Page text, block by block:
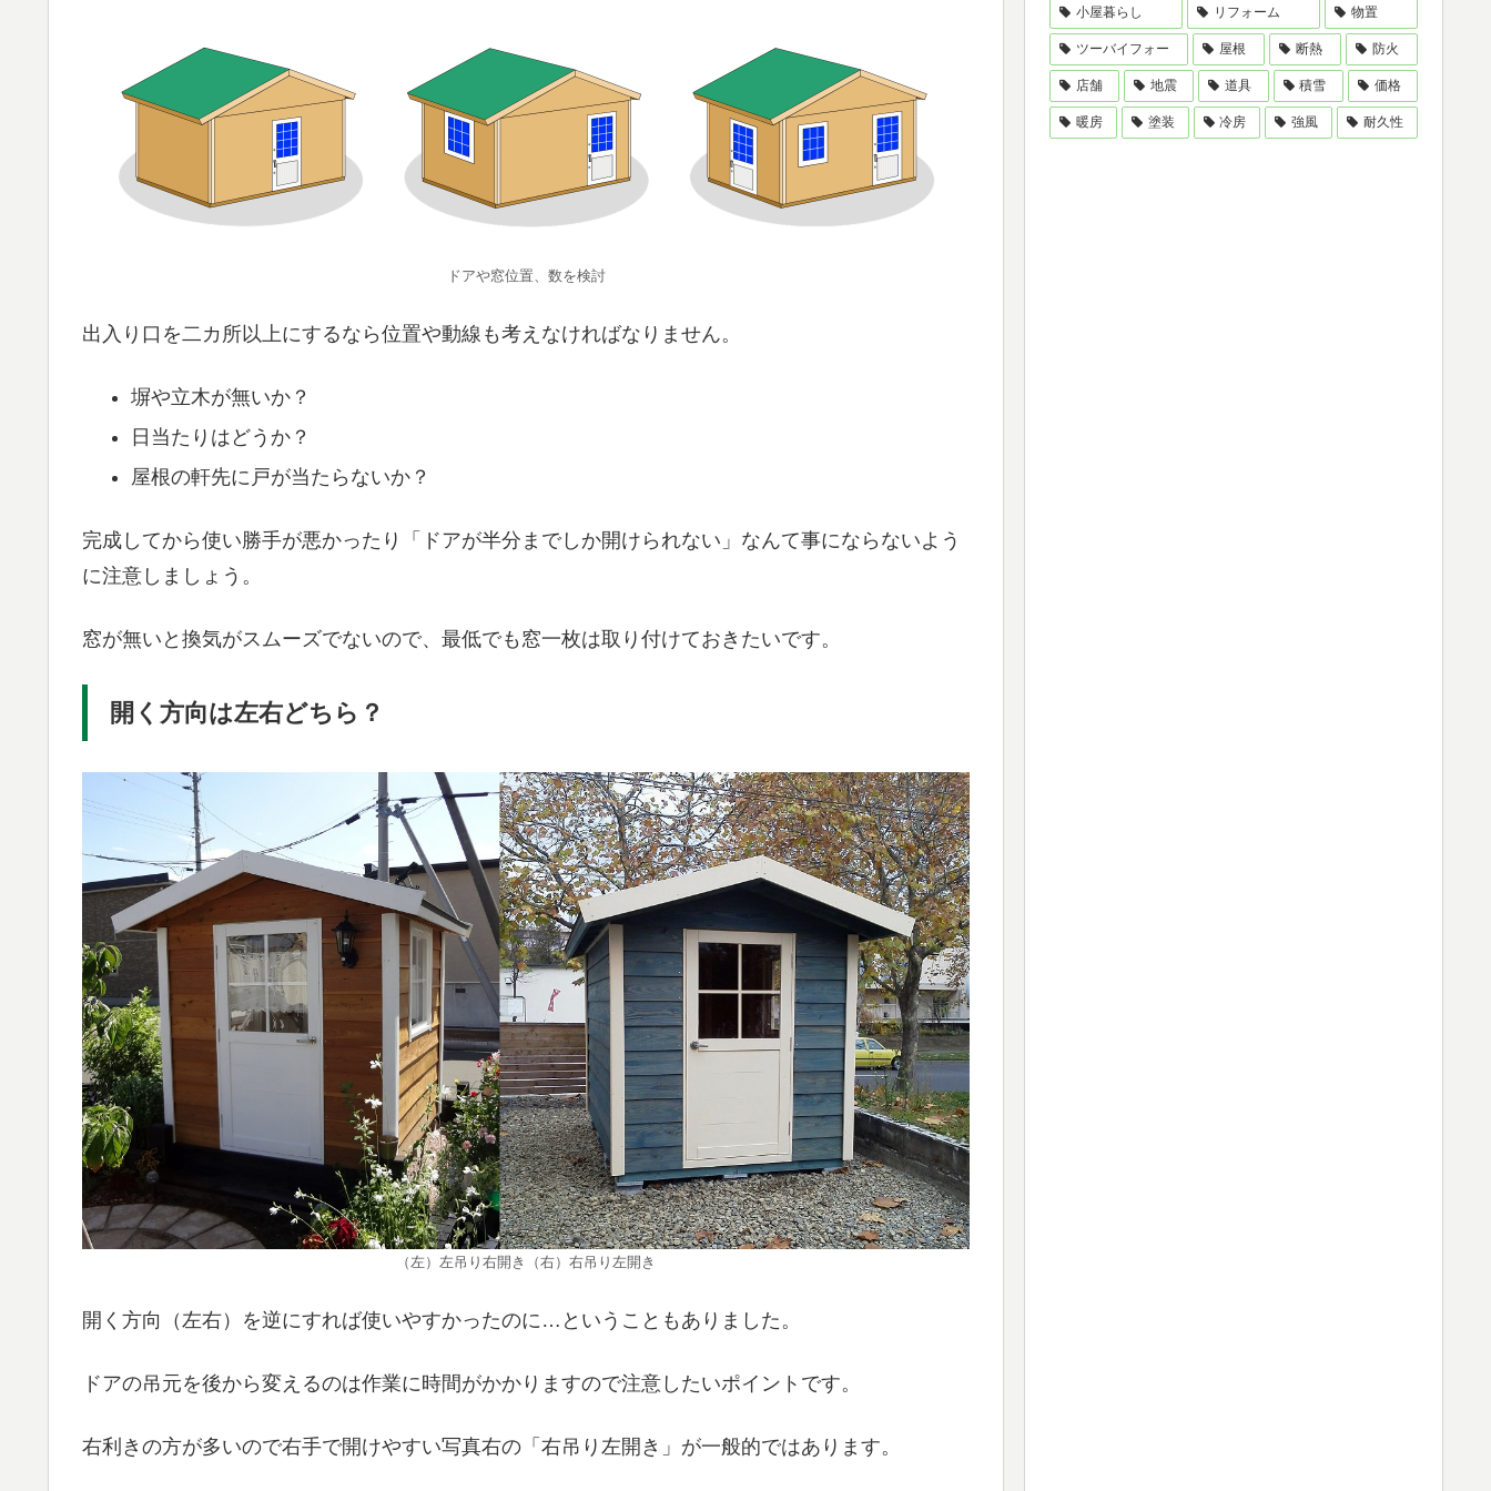
ドアや窓位置、数を検討
出入り口を二カ所以上にするなら位置や動線も考えなければなりません。
塀や立木が無いか？
日当たりはどうか？
屋根の軒先に戸が当たらないか？
完成してから使い勝手が悪かったり「ドアが半分までしか開けられない」なんて事にならないよう
に注意しましょう。
窓が無いと換気がスムーズでないので、最低でも窓一枚は取り付けておきたいです。
開く方向は左右どちら？
（左）左吊り右開き（右）右吊り左開き
開く方向（左右）を逆にすれば使いやすかったのに…ということもありました。
ドアの吊元を後から変えるのは作業に時間がかかりますので注意したいポイントです。
右利きの方が多いので右手で開けやすい写真右の「右吊り左開き」が一般的ではあります。
小屋暮らし リフォーム 物置
ツーバイフォー 屋根 断熱 防火
店舗 地震 道具 積雪 価格
暖房 塗装 冷房 強風 耐久性